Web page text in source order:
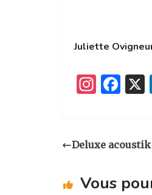
Juliette
I
a
ra
F
e
o
Deluxe
Vous